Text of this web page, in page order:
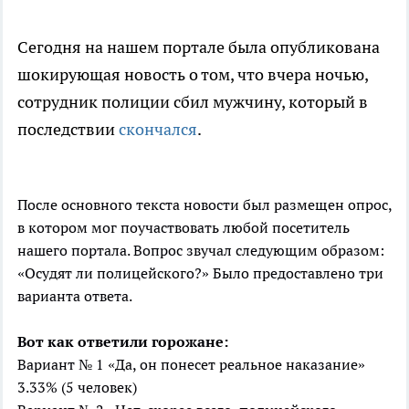
Сегодня на нашем портале была опубликована
шокирующая новость о том, что вчера ночью,
сотрудник полиции сбил мужчину, который в
последствиискончался.
После основного текста новости был размещен опрос,
в котором мог поучаствовать любой посетитель
нашего портала. Вопрос звучал следующим образом:
«Осудят ли полицейского?» Было предоставлено три
варианта ответа.
Вот как ответили горожане:
Вариант № 1 «Да, он понесет реальное наказание»
3.33% (5 человек)